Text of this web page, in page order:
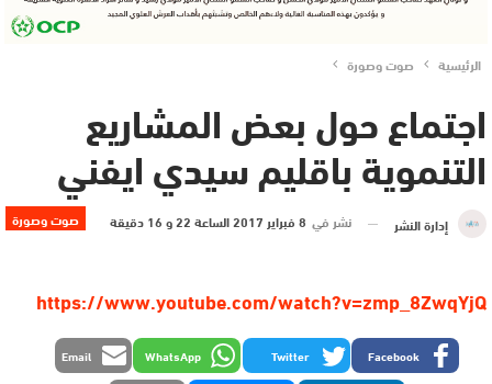
الرئيسية صوت وصورة
اجتماع حول بعض المشاريع
التنموية باقليم سيدي ايفني
صوت وصورة إدارة النشر نشر في 8 فبراير 2017 الساعة 22 و 16 دقيقة
https://www.youtube.com/watch?v=zmp_8ZwqYjQ
Facebook
Twitter
WhatsApp
Email